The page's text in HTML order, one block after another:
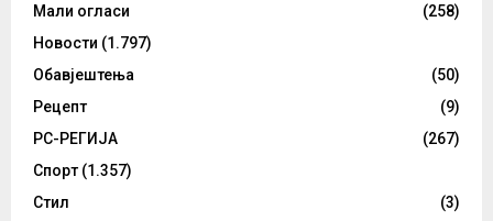
Мали огласи
(258)
Новости (1.797)
Обавјештења
(50)
Рецепт
(9)
РС-РЕГИЈА
(267)
Спорт (1.357)
Стил
(3)